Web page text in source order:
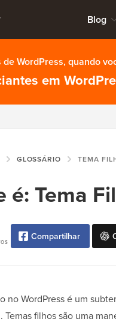
Blog
WordPress, quando
em
GLOSSÁRIO TEMA
é: Tema
Compartilhar
no WordPress é um
Temas filhos são uma